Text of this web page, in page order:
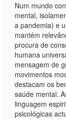
Num mundo
mental,
a pandemia) e
mantém
procura de
humana
mensagem de
movimentos
destacam os
saúde mental.
linguagem
psicológicas